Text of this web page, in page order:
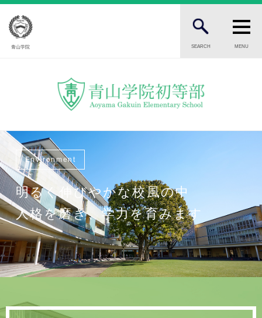
青山学院 SEARCH MENU
児童・保護者の方へ
INTRODUCTION
学校紹介
初等部 部長挨拶
教育理念・目標
初等部の歴史
一貫校の流れ
Environment
明るく伸びやかな校風の中
人格を磨き、学力を育みます